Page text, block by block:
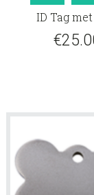
ID Tag
€